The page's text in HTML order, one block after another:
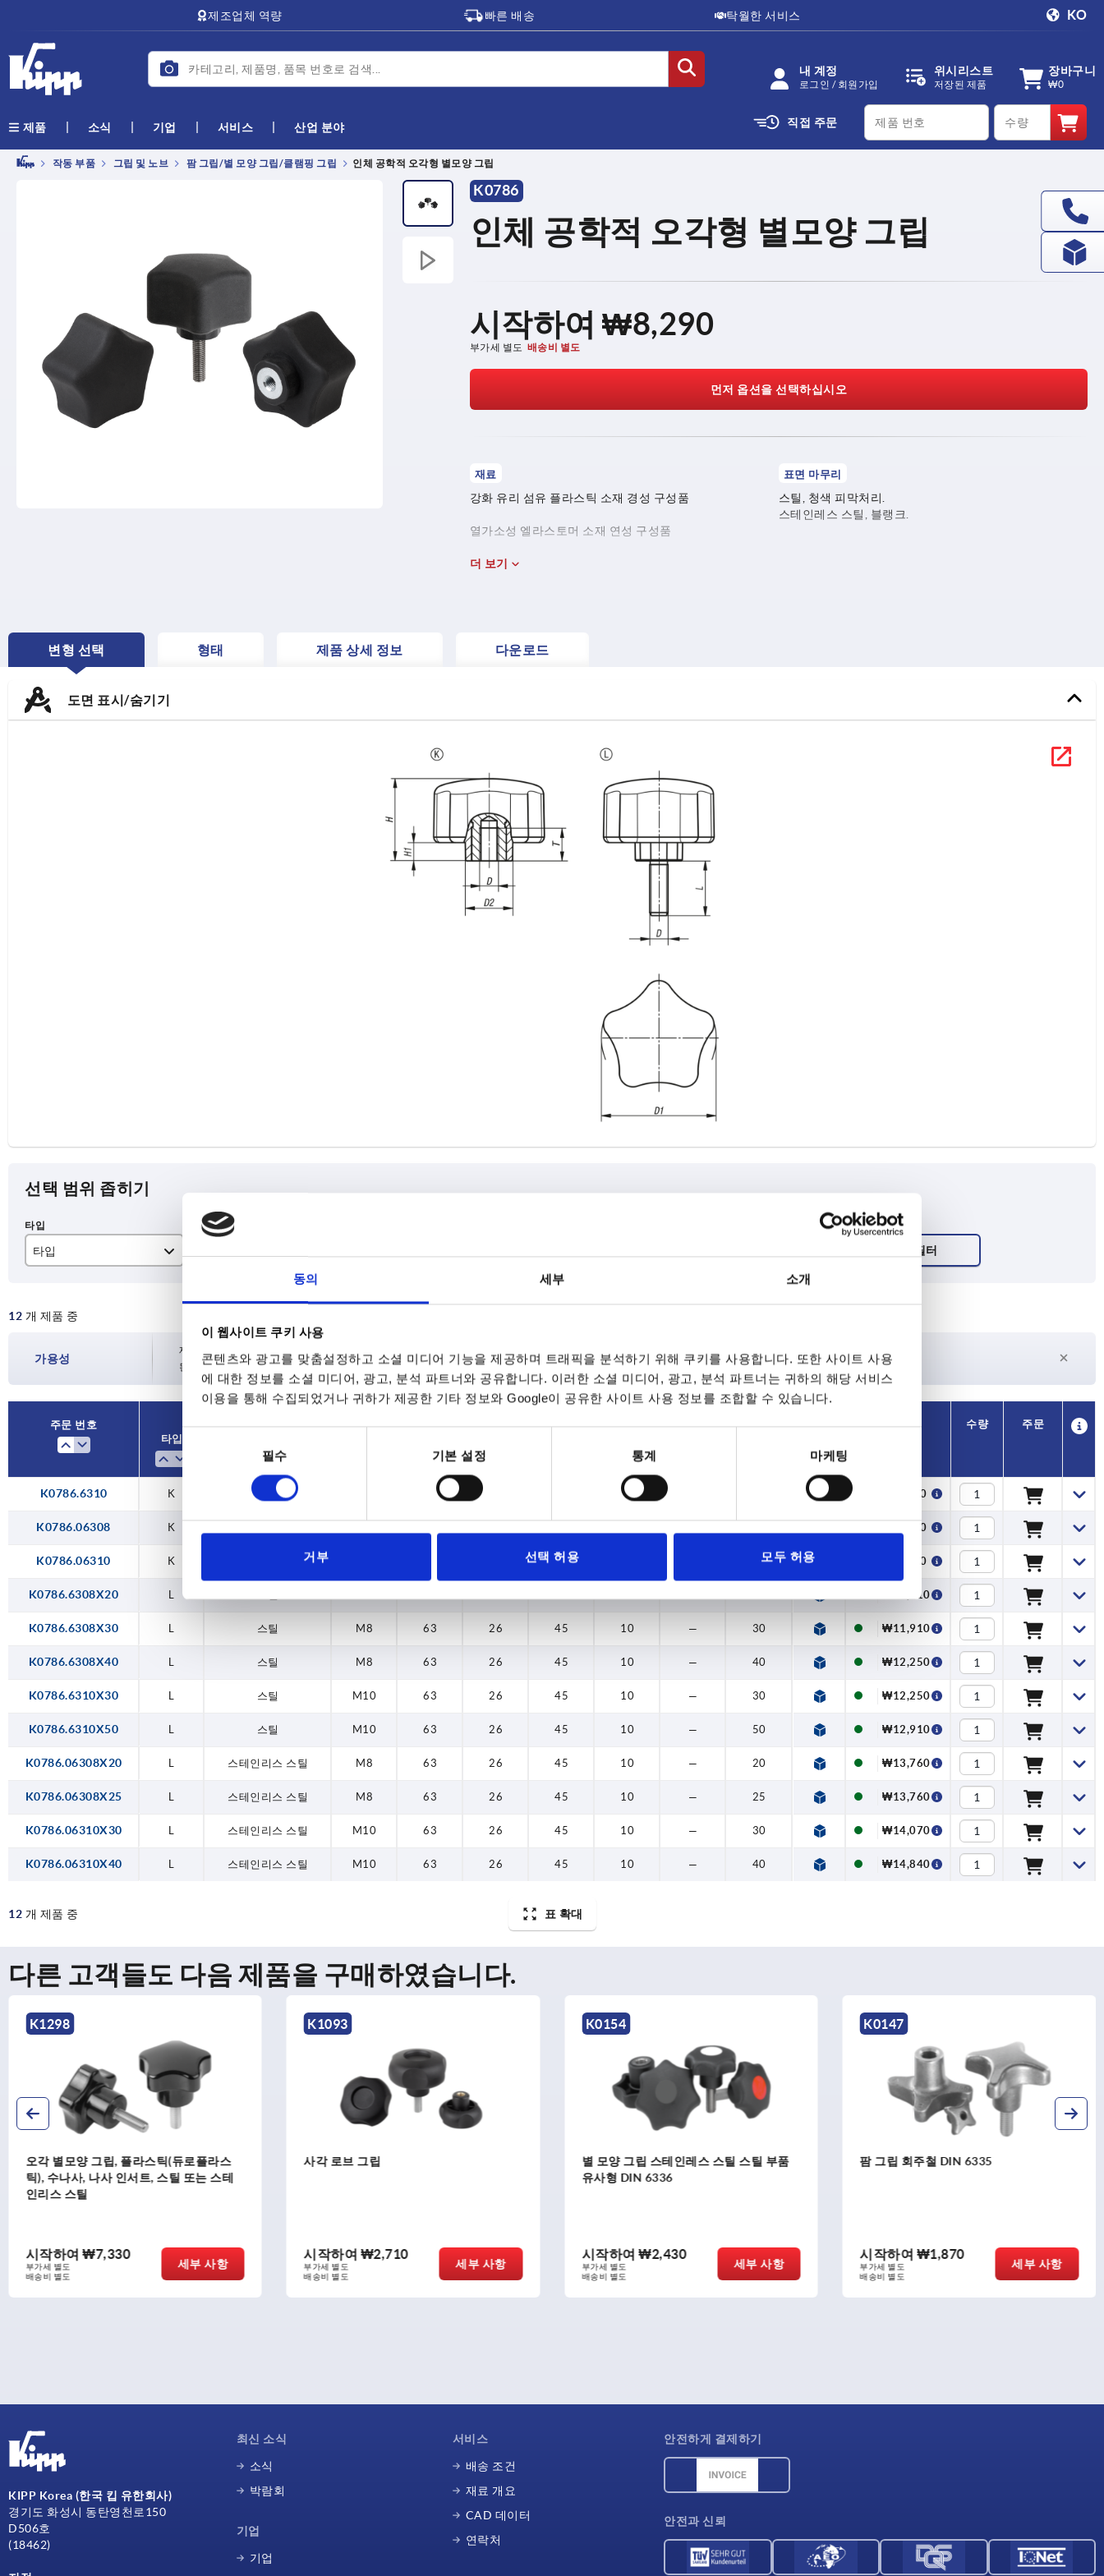
동의 세부 소개
이 웹사이트 쿠키 사용
콘텐츠와 광고를 맞춤설정하고 소셜 미디어 기능을 제공하며 트래픽을 분석하기 위해 쿠키를 사용합니다. 또한 사이트 사용
에 대한 정보를 소셜 미디어, 광고, 분석 파트너와 공유합니다. 이러한 소셜 미디어, 광고, 분석 파트너는 귀하의 해당 서비스
이용을 통해 수집되었거나 귀하가 제공한 기타 정보와 Google이 공유한 사이트 사용 정보를 조합할 수 있습니다.
의
선
필수 기본 설정 통계 마케팅
거부 선택 허용 모두 허용
제조업체 역량 빠른 배송 탁월한 서비스 KO
내 계정
로그인 / 회원가입
위시리스트
저장된 제품
장바구니
₩0
제품 소식 기업 서비스 산업 분야 직접 주문
productCode qty
작동 부품 그립 및 노브 팜 그립/별 모양 그립/클램핑 그립 인체 공학적 오각형 별모양 그립
K0786
인체 공학적 오각형 별모양 그립
시작하여₩8,290
부가세 별도 배송비 별도
먼저 옵션을 선택하십시오
재료
강화 유리 섬유 플라스틱 소재 경성 구성품
열가소성 엘라스토머 소재 연성 구성품
강도 등급 5.8 스틸 또는 스테인레스 스틸 1.4305
표면 마무리
스틸, 청색 피막처리.
스테인레스 스틸, 블랭크.
더 보기
변형 선택
CURRENT
형태 제품 상세 정보 다운로드
도면 표시/숨기기
선택 범위 좁히기
타입
L
12 개 제품 중
가용성
재고 현황은 하루에 여러 번 정기적으로 업데이트됩니다. 주문 완료 전 마지막 단계에서 확정
된 배송일을 확인하실 수 있습니다.
10-26 캘린더 일수
현재 재고 없음
주문 번호
타입
CAD 수량 주문
K0786.6310 K 스틸 63 10 ₩8,290
K0786.06308 K ₩9,470
K0786.06310 K 스테인리스 스틸 45 — ₩9,470
K0786.6308X20 L ₩11,910
K0786.6308X30 L 스틸 M8 63 26 45 10 — 30 ₩11,910
K0786.6308X40 L 스틸 M8 63 26 45 10 — 40 ₩12,250
K0786.6310X30 L 스틸 M10 63 26 45 10 — 30 ₩12,250
K0786.6310X50 L 스틸 M10 63 26 45 10 — 50 ₩12,910
K0786.06308X20 L 스테인리스 스틸 M8 63 26 45 10 — 20 ₩13,760
K0786.06308X25 L 스테인리스 스틸 M8 63 26 45 10 — 25 ₩13,760
K0786.06310X30 L 스테인리스 스틸 M10 63 26 45 10 — 30 ₩14,070
K0786.06310X40 L 스테인리스 스틸 M10 63 26 45 10 — 40 ₩14,840
12 개 제품 중 표 확대
다른 고객들도 다음 제품을 구매하였습니다.
K1298
오각 별모양 그립, 플라스틱(듀로플라스
틱), 수나사, 나사 인서트, 스틸 또는 스테
인리스 스틸
시작하여₩7,330
부가세 별도
배송비 별도
세부 사항
K1093
사각 로브 그립
시작하여 ₩2,710
부가세 별도
배송비 별도
세부 사항
K0154
별 모양 그립 스테인레스 스틸 스틸 부품
유사형 DIN 6336
시작하여₩2,430
부가세 별도
배송비 별도
세부 사항
K0147
팜 그립 회주철 DIN 6335
시작하여 ₩1,870
부가세 별도
배송비 별도
세부 사항
KIPP Korea (한국 킵 유한회사)
경기도 화성시 동탄영천로150
D506호
(18462)
최신 소식
소식
박람회
기업
기업
서비스
배송 조건
재료 개요
CAD 데이터
연락처
안전하게 결제하기
안전과 신뢰